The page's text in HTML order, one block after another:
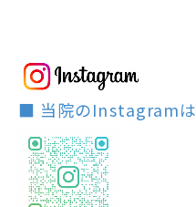
■ 当院のInstagramは